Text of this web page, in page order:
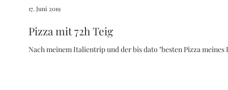
Pizza mit 72h Teig
Nach meinem Italientrip und der bis dato "besten Pizza
17. Juni 2019